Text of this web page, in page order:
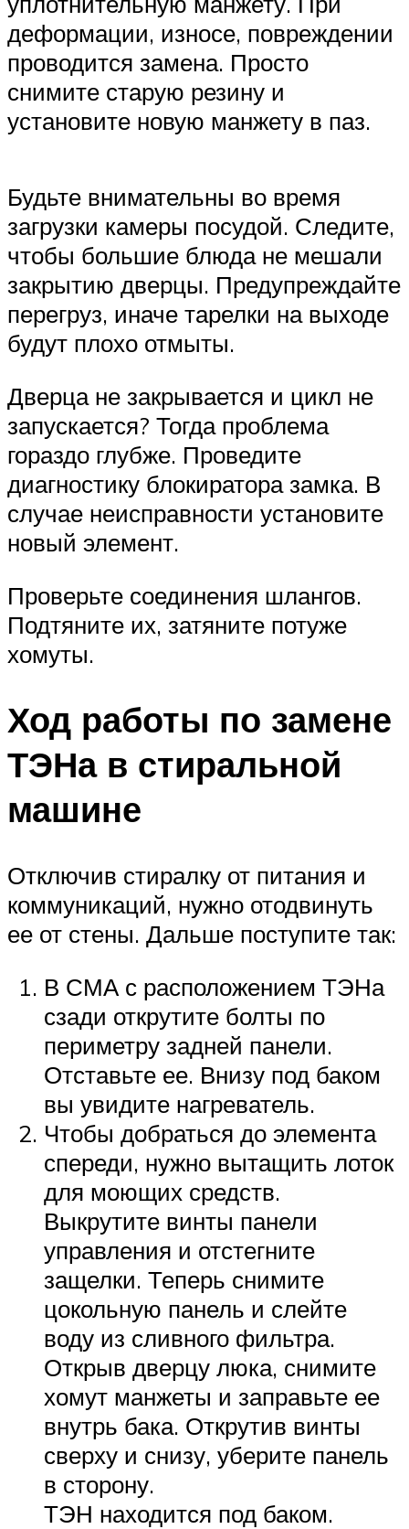
деформации, износе, повреждении
проводится замена. Просто
снимите старую резину и
установите новую манжету в паз.
Будьте внимательны во время
загрузки камеры посудой. Следите,
чтобы большие блюда не мешали
закрытию дверцы. Предупреждайте
перегруз, иначе тарелки на выходе
будут плохо отмыты.
Дверца не закрывается и цикл не
запускается? Тогда проблема
гораздо глубже. Проведите
диагностику блокиратора замка. В
случае неисправности установите
новый элемент.
Проверьте соединения шлангов.
Подтяните их, затяните потуже
хомуты.
Ход работы по замене
ТЭНа в стиральной
машине
Отключив стиралку от питания и
коммуникаций, нужно отодвинуть
ее от стены. Дальше поступите так:
В СМА с расположением ТЭНа
сзади открутите болты по
периметру задней панели.
Отставьте ее. Внизу под баком
вы увидите нагреватель.
Чтобы добраться до элемента
спереди, нужно вытащить лоток
для моющих средств.
Выкрутите винты панели
управления и отстегните
защелки. Теперь снимите
цокольную панель и слейте
воду из сливного фильтра.
Открыв дверцу люка, снимите
хомут манжеты и заправьте ее
внутрь бака. Открутив винты
сверху и снизу, уберите панель
в сторону.
ТЭН находится под баком.